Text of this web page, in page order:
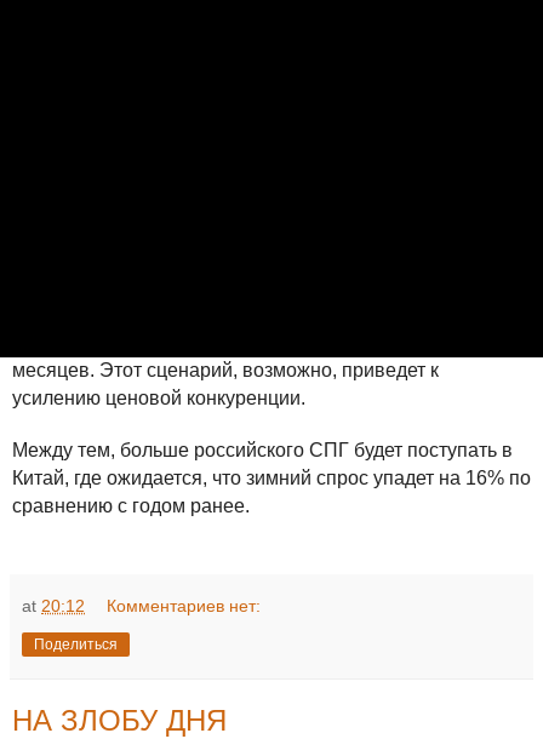
o
a
d
e
d
1
.
8
6
%
месяцев. Этот сценарий, возможно, приведет к
усилению ценовой конкуренции.
Между тем, больше российского СПГ будет поступать в
Китай, где ожидается, что зимний спрос упадет на 16% по
сравнению с годом ранее.
at 20:12 Комментариев нет:
Поделиться
НА ЗЛОБУ ДНЯ